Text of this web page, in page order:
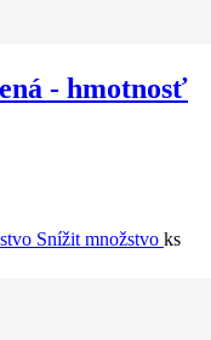
- hmotnosť
Snížit množstvo ks